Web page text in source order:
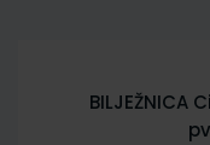
BILJEŽNICA